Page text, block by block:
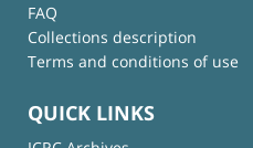
FAQ
Collections description
Terms and conditions of use
QUICK LINKS